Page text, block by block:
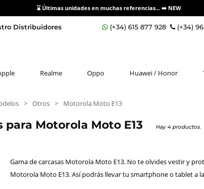
⌛ Últimas unidades en muchas referencias... ➡️ NEW
Distribuidores (+34) 615 877 928 (+34)
Realme Oppo Huawei / Honor
> Otros > Motorola Moto E13
para Motorola Moto E13 Hay 4 productos.
Gama de carcasas Motorola Moto E13. No te olvides vestir y
Motorola Moto E13. Así podrás llevar tu smartphone o tablet a